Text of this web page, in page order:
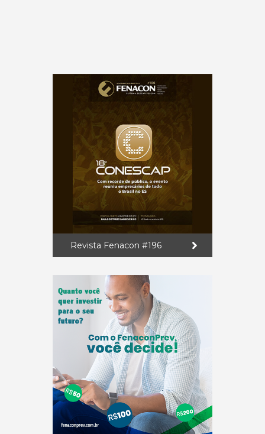
Revista Fenacon #196